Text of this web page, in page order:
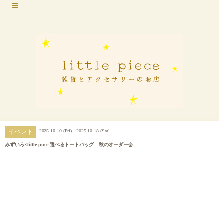
イベント 2025-10-10 (Fri) - 2025-10-18 (Sat)
みずいろ×little piece 選べるトートバッグ 秋のオーダー会